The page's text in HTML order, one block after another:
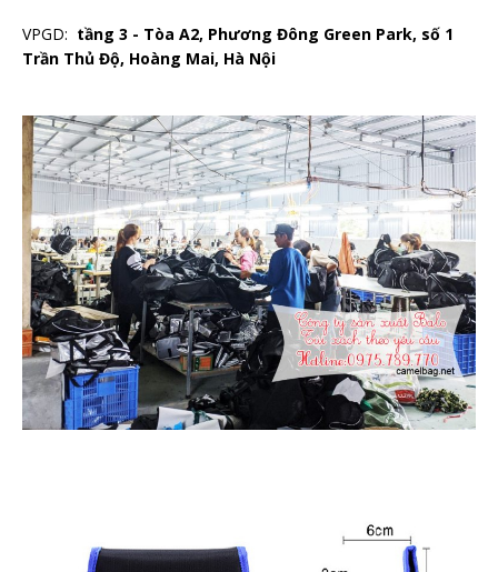
VPGD: tầng 3 - Tòa A2, Phương Đông Green Park, số 1
Trần Thủ Độ, Hoàng Mai, Hà Nội